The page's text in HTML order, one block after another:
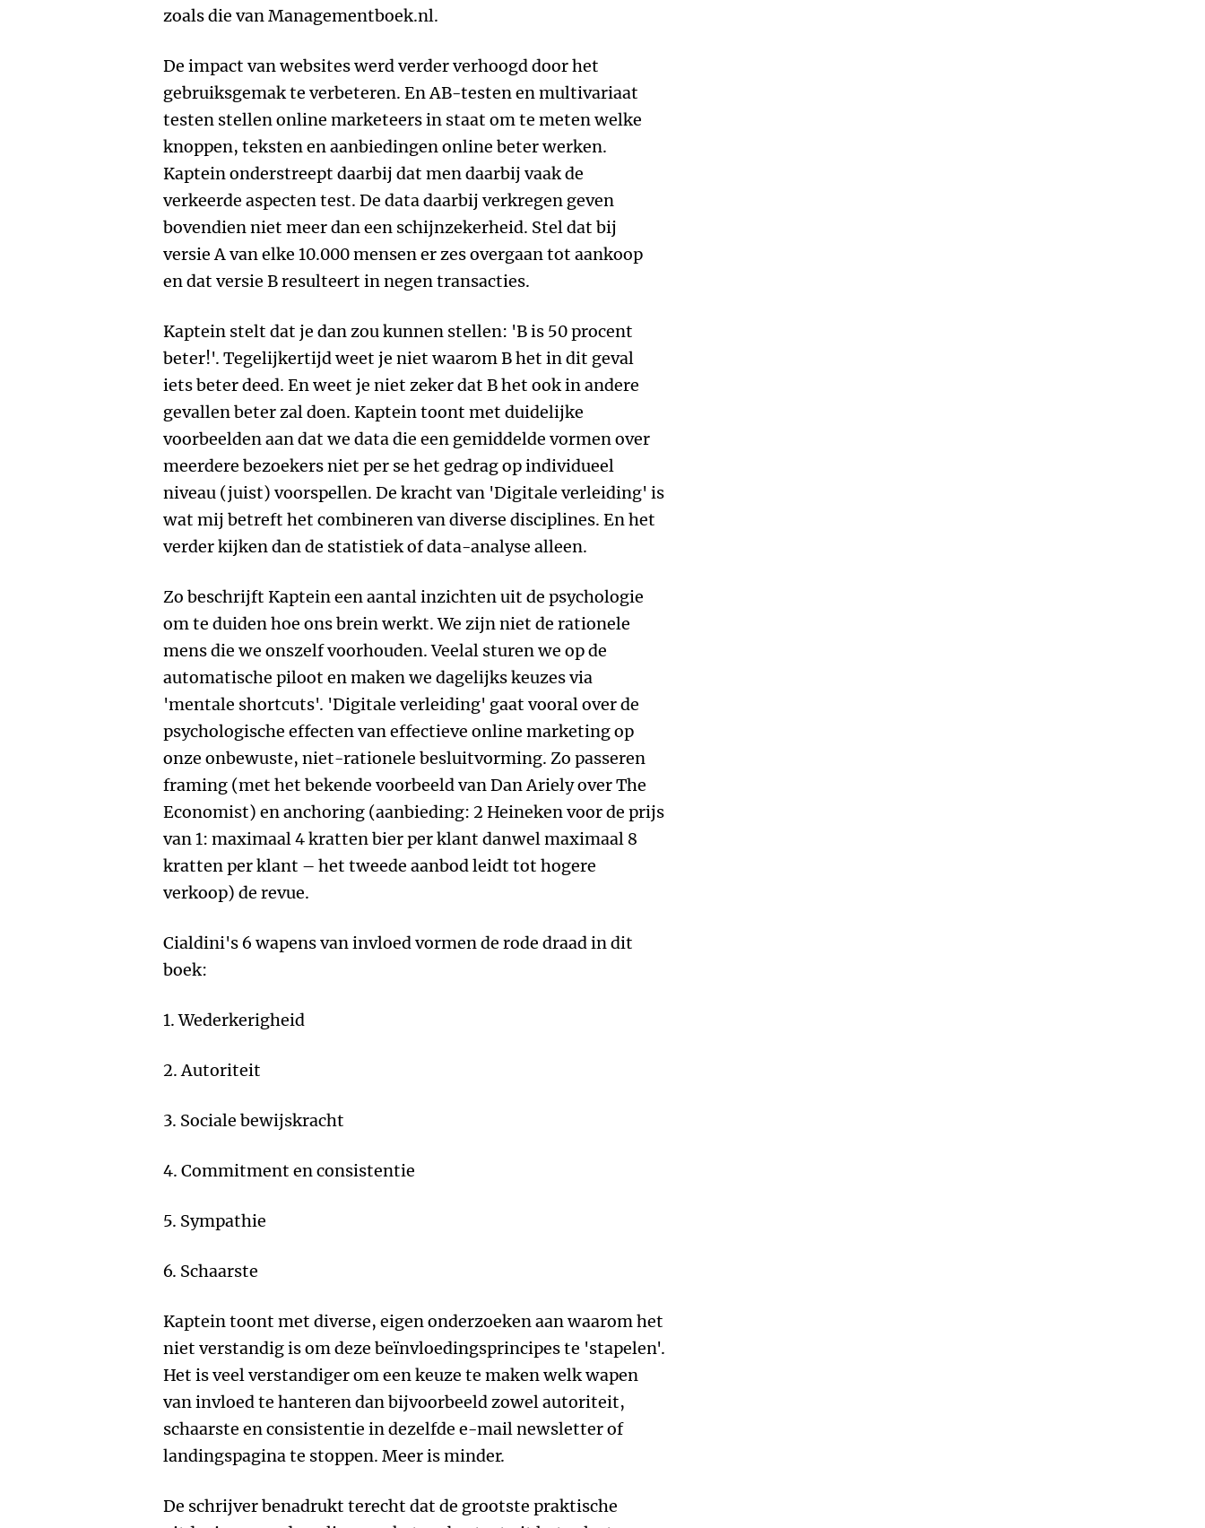
zoals die van Managementboek.nl.
De impact van websites werd verder verhoogd door het
gebruiksgemak te verbeteren. En AB-testen en multivariaat
testen stellen online marketeers in staat om te meten welke
knoppen, teksten en aanbiedingen online beter werken.
Kaptein onderstreept daarbij dat men daarbij vaak de
verkeerde aspecten test. De data daarbij verkregen geven
bovendien niet meer dan een schijnzekerheid. Stel dat bij
versie A van elke 10.000 mensen er zes overgaan tot aankoop
en dat versie B resulteert in negen transacties.
Kaptein stelt dat je dan zou kunnen stellen: 'B is 50 procent
beter!'. Tegelijkertijd weet je niet waarom B het in dit geval
iets beter deed. En weet je niet zeker dat B het ook in andere
gevallen beter zal doen. Kaptein toont met duidelijke
voorbeelden aan dat we data die een gemiddelde vormen over
meerdere bezoekers niet per se het gedrag op individueel
niveau (juist) voorspellen. De kracht van 'Digitale verleiding' is
wat mij betreft het combineren van diverse disciplines. En het
verder kijken dan de statistiek of data-analyse alleen.
Zo beschrijft Kaptein een aantal inzichten uit de psychologie
om te duiden hoe ons brein werkt. We zijn niet de rationele
mens die we onszelf voorhouden. Veelal sturen we op de
automatische piloot en maken we dagelijks keuzes via
'mentale shortcuts'. 'Digitale verleiding' gaat vooral over de
psychologische effecten van effectieve online marketing op
onze onbewuste, niet-rationele besluitvorming. Zo passeren
framing (met het bekende voorbeeld van Dan Ariely over The
Economist) en anchoring (aanbieding: 2 Heineken voor de prijs
van 1: maximaal 4 kratten bier per klant danwel maximaal 8
kratten per klant – het tweede aanbod leidt tot hogere
verkoop) de revue.
Cialdini's 6 wapens van invloed vormen de rode draad in dit
boek:
1. Wederkerigheid
2. Autoriteit
3. Sociale bewijskracht
4. Commitment en consistentie
5. Sympathie
6. Schaarste
Kaptein toont met diverse, eigen onderzoeken aan waarom het
niet verstandig is om deze beïnvloedingsprincipes te 'stapelen'.
Het is veel verstandiger om een keuze te maken welk wapen
van invloed te hanteren dan bijvoorbeeld zowel autoriteit,
schaarste en consistentie in dezelfde e-mail newsletter of
landingspagina te stoppen. Meer is minder.
De schrijver benadrukt terecht dat de grootste praktische